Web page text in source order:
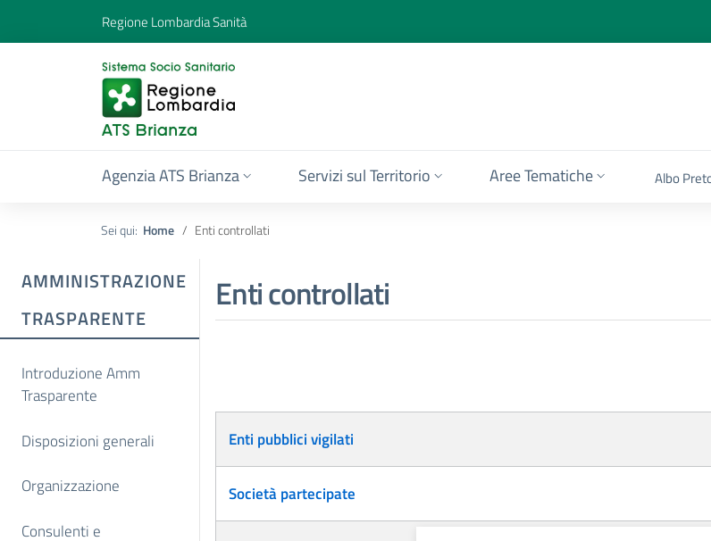
Regione Lombardia Sanità
Agenzia ATS Brianza Servizi sul Territorio Aree Tematiche Albo
Sei qui: Home Enti controllati
AMMINISTRAZIONE
TRASPARENTE
Introduzione Amm
Trasparente
Disposizioni generali
Organizzazione
Consulenti e
Enti controllati
Articoli
Enti pubblici vigilati
Società partecipate